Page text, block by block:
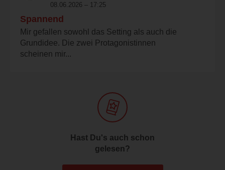
08.06.2026 – 17:25
Spannend
Mir gefallen sowohl das Setting als auch die
Grundidee. Die zwei Protagonistinnen
scheinen mir...
Hast Du's auch schon
gelesen?